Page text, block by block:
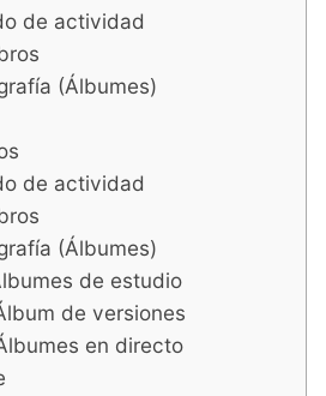
de actividad
(Álbumes)
de actividad
(Álbumes)
de estudio
de versiones
en directo